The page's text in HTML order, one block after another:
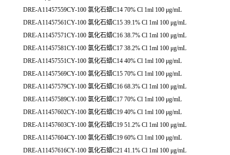
DRE-A11457559CY-100 氯化石蜡C14 70% Cl 1ml 100 μg/mL
DRE-A11457561CY-100 氯化石蜡C15 39.1% Cl 1ml 100 μg/mL
DRE-A11457571CY-100 氯化石蜡C16 38.7% Cl 1ml 100 μg/mL
DRE-A11457581CY-100 氯化石蜡C17 38.2% Cl 1ml 100 μg/mL
DRE-A11457551CY-100 氯化石蜡C14 40% Cl 1ml 100 μg/mL
DRE-A11457569CY-100 氯化石蜡C15 70% Cl 1ml 100 μg/mL
DRE-A11457579CY-100 氯化石蜡C16 68.3% Cl 1ml 100 μg/mL
DRE-A11457589CY-100 氯化石蜡C17 70% Cl 1ml 100 μg/mL
DRE-A11457602CY-100 氯化石蜡C19 40% Cl 1ml 100 μg/mL
DRE-A11457603CY-100 氯化石蜡C19 51.2% Cl 1ml 100 μg/mL
DRE-A11457604CY-100 氯化石蜡C19 60% Cl 1ml 100 μg/mL
DRE-A11457616CY-100 氯化石蜡C21 41.1% Cl 1ml 100 μg/mL